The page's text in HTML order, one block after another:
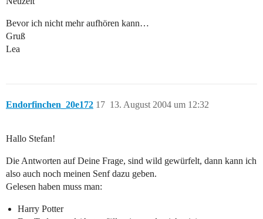
Bevor ich nicht mehr aufhören kann…
Gruß
Lea
Endorfinchen_20e172 13. August 2004 um 12:32
17
Hallo Stefan!
Die Antworten auf Deine Frage, sind wild gewürfelt, dann kann ich
also auch noch meinen Senf dazu geben.
Gelesen haben muss man:
Harry Potter